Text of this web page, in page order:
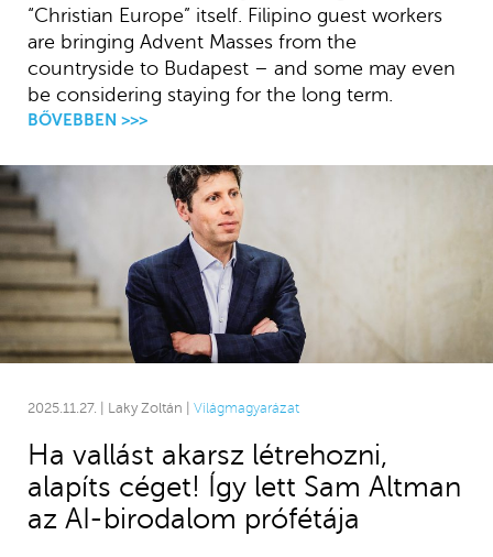
“Christian Europe” itself. Filipino guest workers
are bringing Advent Masses from the
countryside to Budapest – and some may even
be considering staying for the long term.
BŐVEBBEN >>>
2025.11.27. | Laky Zoltán | Világmagyarázat
Ha vallást akarsz létrehozni,
alapíts céget! Így lett Sam Altman
az AI-birodalom prófétája